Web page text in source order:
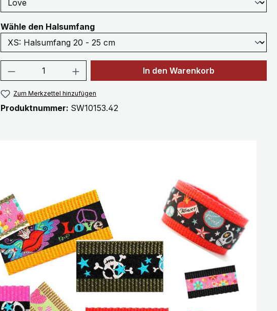
Wähle den Halsumfangauswählen
Produkt Anzahl: Gib den gewünschten Wert
In den Warenkorb
Zum Merkzettel hinzufügen
Produktnummer: SW10153.42